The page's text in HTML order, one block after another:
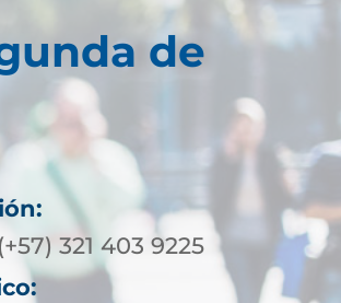
de
321 403 9225